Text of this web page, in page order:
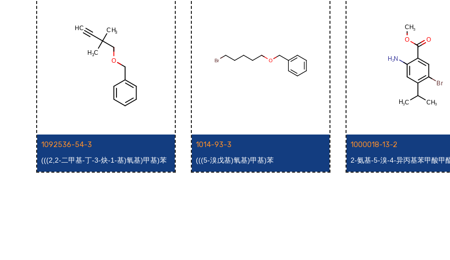
1092536-54-3
(((2,2-二甲基-丁-3-炔-1-基)氧基)甲基)苯
1014-93-3
(((5-溴戊基)氧基)甲基)苯
1000018-13-2
2-氨基-5-溴-4-异丙基苯甲酸甲